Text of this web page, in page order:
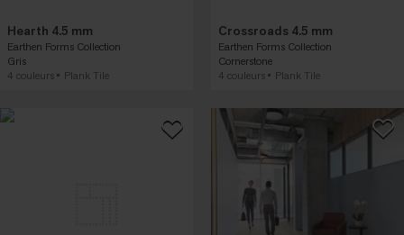
Hearth 4.5 mm
Earthen Forms Collection
Gris
4 couleurs
Plank Tile
Crossroads 4.5 mm
Earthen Forms Collection
Cornerstone
4 couleurs
Plank Tile